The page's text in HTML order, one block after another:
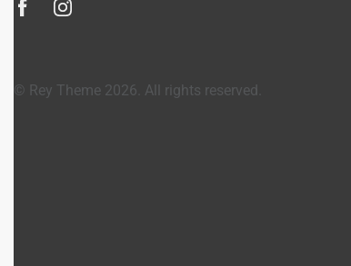
© Rey Theme 2026. All rights reserved.